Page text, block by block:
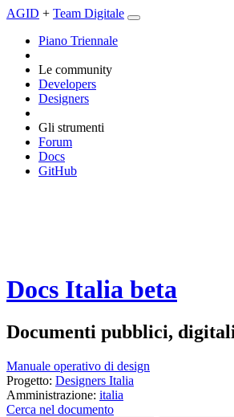
AGID + Team Digitale
Piano Triennale
Le community
Developers
Designers
Gli strumenti
Forum
Docs
GitHub
Docs Italia beta
Documenti pubblici,
Manuale operativo di design
Progetto: Designers Italia
Amministrazione: italia
Cerca nel documento